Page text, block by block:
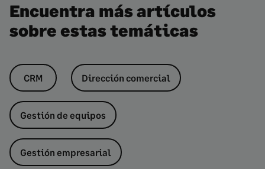
Encuentra más artículos
sobre estas temáticas
CRM Dirección comercial
Gestión de equipos
Gestión empresarial